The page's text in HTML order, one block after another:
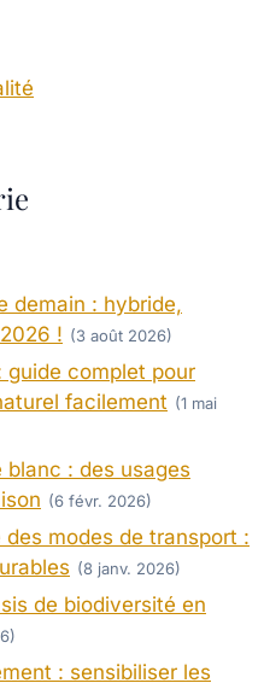
demain : hybride,
! (3 août 2026)
guide complet pour
facilement (1 mai
: des usages
(6 févr. 2026)
des modes de transport :
(8 janv. 2026)
de biodiversité en
: sensibiliser les